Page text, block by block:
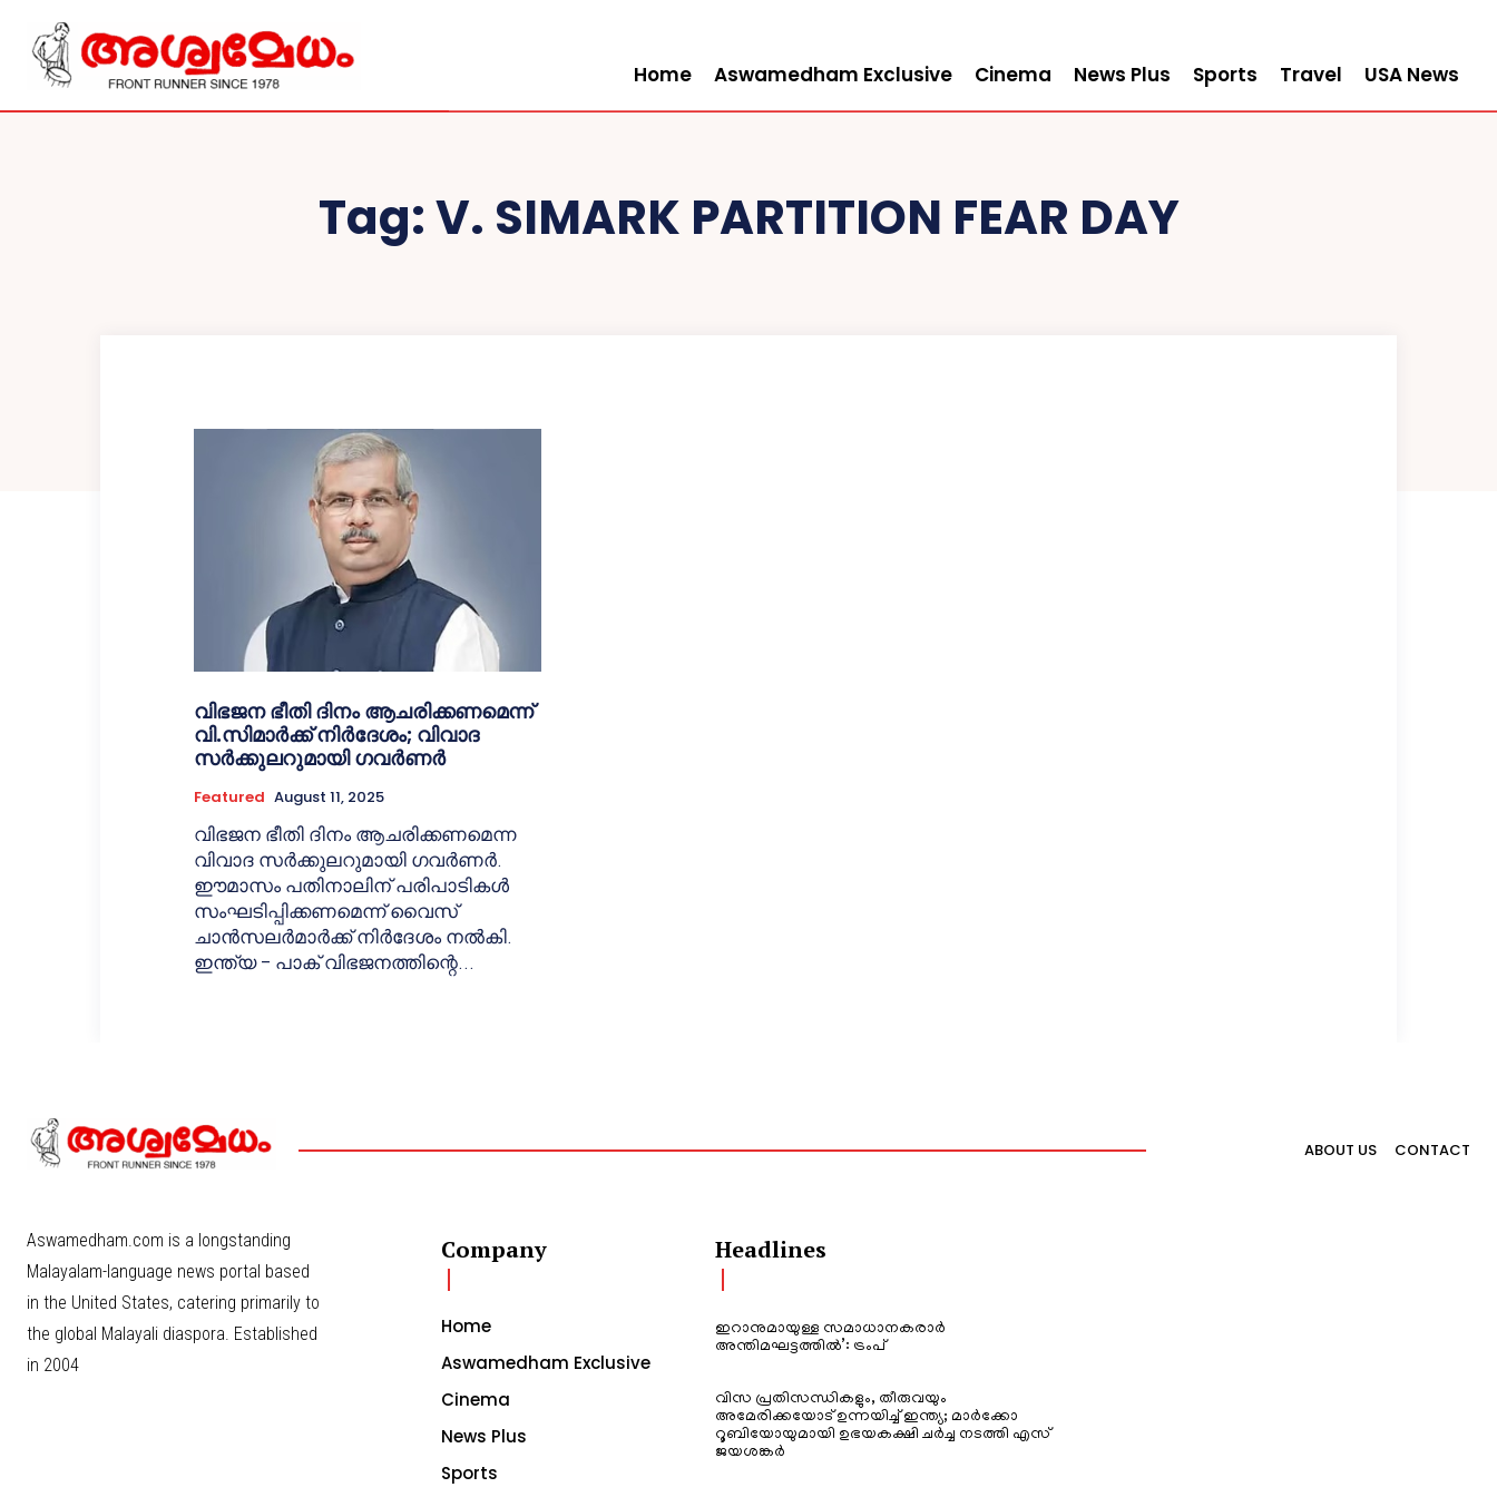
Home Aswamedham Exclusive Cinema News Plus Sports Travel USA News
Tag:V. SIMARK PARTITION FEAR DAY
വിഭജന ഭീതി ദിനം ആചരിക്കണമെന്ന്
വി.സിമാർക്ക് നിർദേശം; വിവാദ
സർക്കുലറുമായി ഗവർണർ
Featured August 11, 2025
വിഭജന ഭീതി ദിനം ആചരിക്കണമെന്ന
വിവാദ സർക്കുലറുമായി ഗവർണർ.
ഈമാസം പതിനാലിന് പരിപാടികൾ
സംഘടിപ്പിക്കണമെന്ന് വൈസ്
ചാൻസലർമാർക്ക് നിർദേശം നൽകി.
ഇന്ത്യ – പാക് വിഭജനത്തിന്റെ...
ABOUT US CONTACT
Aswamedham.com is a longstanding
Malayalam-language news portal based
in the United States, catering primarily to
the global Malayali diaspora. Established
in 2004
Company
Home
Aswamedham Exclusive
Cinema
News Plus
Sports
Headlines
ഇറാനുമായുള്ള സമാധാനകരാർ
അന്തിമഘട്ടത്തിൽ‌’: ട്രംപ്
വിസ പ്രതിസന്ധികളും, തീരുവയും
അമേരിക്കയോട് ഉന്നയിച്ച് ഇന്ത്യ; മാർക്കോ
റൂബിയോയുമായി ഉഭയകക്ഷി ചർച്ച നടത്തി എസ്
ജയശങ്കർ